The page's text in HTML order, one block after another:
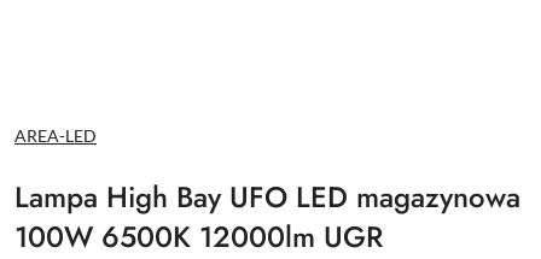
NAZWA
PRODUCENTA:
AREA-LED
Lampa High Bay UFO LED magazynowa
100W 6500K 12000lm UGR